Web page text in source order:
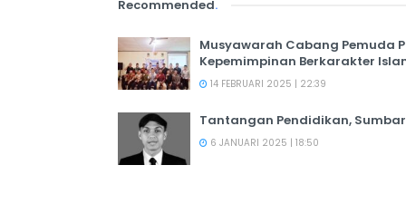
Recommended.
Musyawarah Cabang Pemuda
Kepemimpinan Berkarakter
14 FEBRUARI 2025 | 22:39
Tantangan Pendidikan,
6 JANUARI 2025 | 18:50